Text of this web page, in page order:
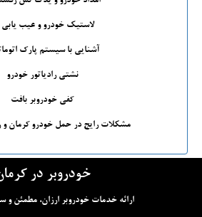
لاستیک خودرو و عیب
آشنایی با سیستم پارک
نشتی رادیاتور خودرو
کفی خودروبر بافت
مشکلات رایج در حمل خودرو کرمان و
خودروبر در
ارائه خدمات خودروبر ارزان، مطمئن و